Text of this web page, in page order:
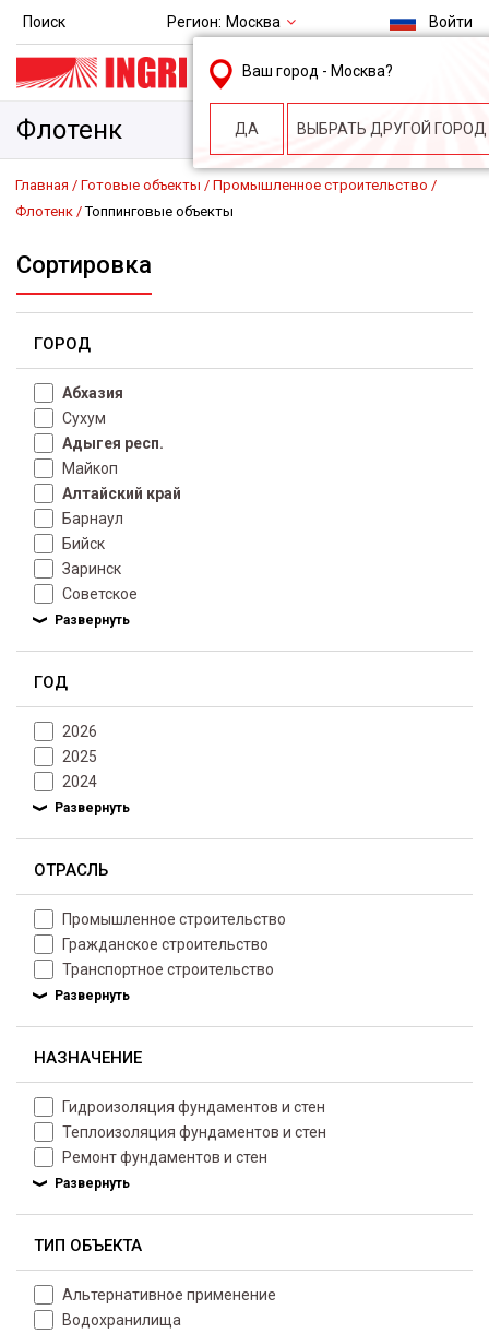
Поиск Регион: Москва
Ваш город - Москва?
ДА ВЫБРАТЬ ДРУГОЙ ГОРОД
Войти
msk@ingri.ru
пн. – пт.: 9.00-18.00
Флотенк
Главная Готовые объекты
Промышленное строительство
Флотенк
Топпинговые объекты
Сортировка
ГОРОД
Абхазия
Сухум
Адыгея респ.
Майкоп
Алтайский край
Барнаул
Бийск
Заринск
Советское
ГОД
2026
2025
2024
ОТРАСЛЬ
Промышленное строительство
Гражданское строительство
Транспортное строительство
НАЗНАЧЕНИЕ
Гидроизоляция фундаментов и стен
Теплоизоляция фундаментов и стен
Ремонт фундаментов и стен
ТИП ОБЪЕКТА
Альтернативное применение
Водохранилища